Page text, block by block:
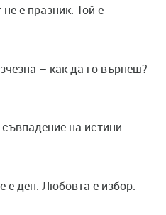
е празник. Той е
– как да го върнеш?
на истини
е ден. Любовта е избор.